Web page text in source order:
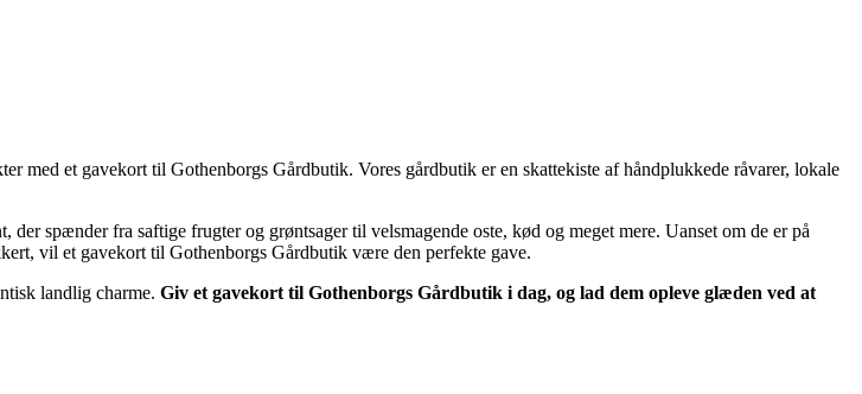
med et gavekort til Gothenborgs Gårdbutik. Vores gårdbutik er en skattekiste af håndplukkede råvarer, lokale
spænder fra saftige frugter og grøntsager til velsmagende oste, kød og meget mere. Uanset om de er på
vil et gavekort til Gothenborgs Gårdbutik være den perfekte gave.
landlig charme. Giv et gavekort til Gothenborgs Gårdbutik i dag, og lad dem opleve glæden ved at